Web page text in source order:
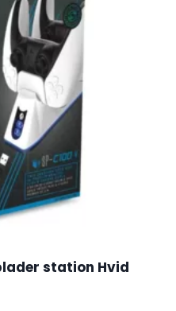
station Hvid